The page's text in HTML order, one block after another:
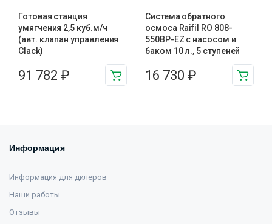
Готовая станция
умягчения 2,5 куб.м/ч
(авт. клапан управления
Clack)
91 782 ₽
Система обратного
осмоса Raifil RO 808-
550BP-EZ с насосом и
баком 10 л., 5 ступеней
16 730 ₽
Информация
Информация для дилеров
Наши работы
Отзывы